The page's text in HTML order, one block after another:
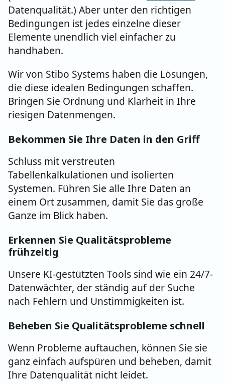
Datenqualität.) Aber unter den richtigen
Bedingungen ist jedes einzelne dieser
Elemente unendlich viel einfacher zu
handhaben.
Wir von Stibo Systems haben die Lösungen,
die diese idealen Bedingungen schaffen.
Bringen Sie Ordnung und Klarheit in Ihre
riesigen Datenmengen.
Bekommen Sie Ihre Daten in den Griff
Schluss mit verstreuten
Tabellenkalkulationen und isolierten
Systemen. Führen Sie alle Ihre Daten an
einem Ort zusammen, damit Sie das große
Ganze im Blick haben.
Erkennen Sie Qualitätsprobleme
frühzeitig
Unsere KI-gestützten Tools sind wie ein 24/7-
Datenwächter, der ständig auf der Suche
nach Fehlern und Unstimmigkeiten ist.
Beheben Sie Qualitätsprobleme schnell
Wenn Probleme auftauchen, können Sie sie
ganz einfach aufspüren und beheben, damit
Ihre Datenqualität nicht leidet.